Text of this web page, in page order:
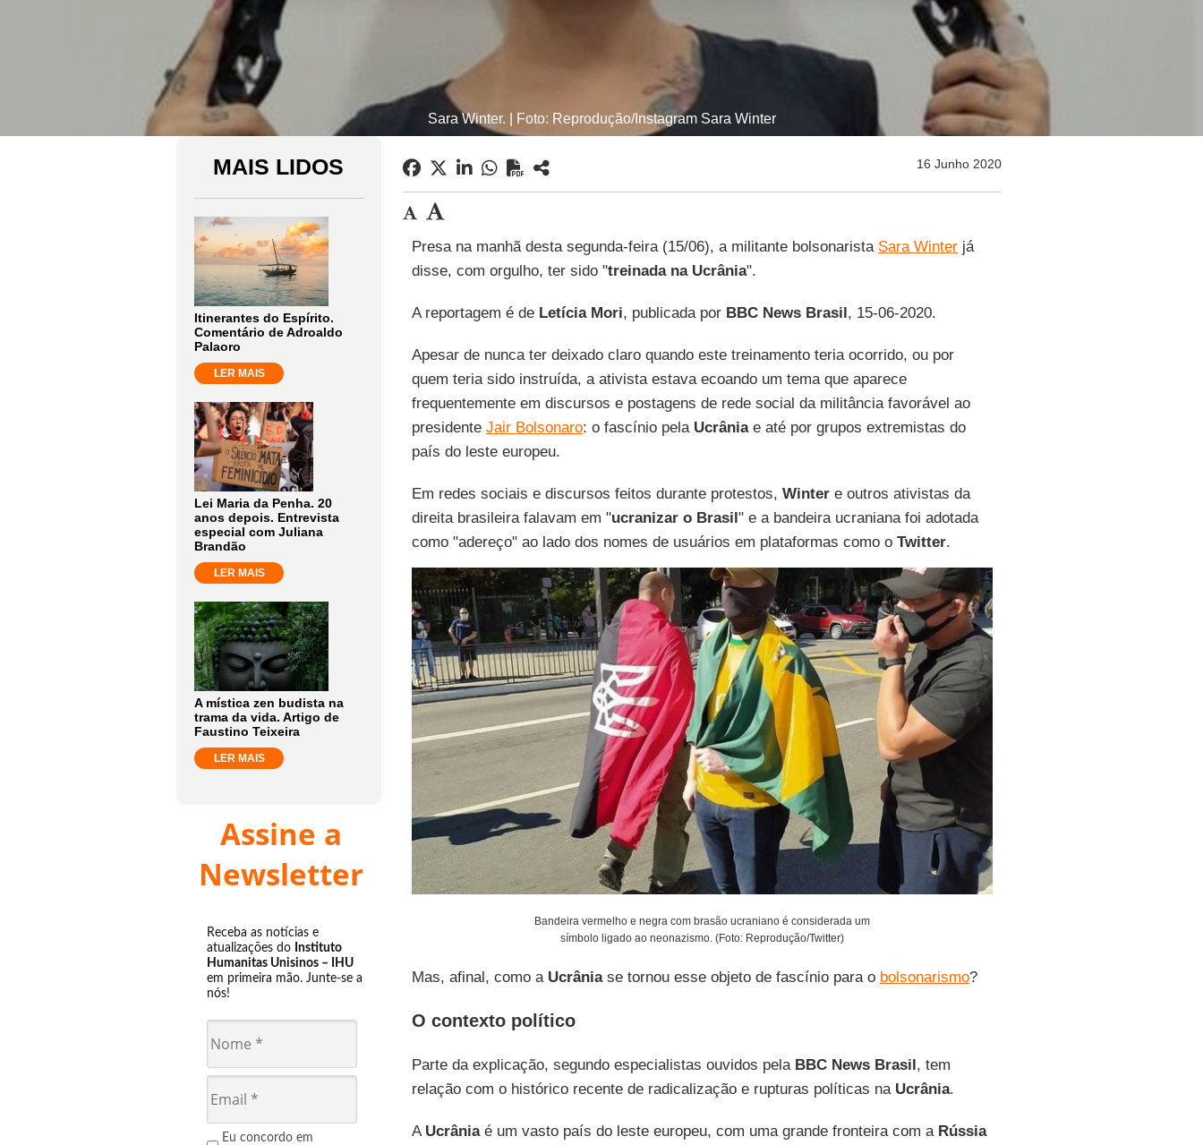
Sara Winter. | Foto: Reprodução/Instagram Sara Winter
MAIS LIDOS
Itinerantes do Espírito.
Comentário de Adroaldo
Palaoro
LER MAIS
Lei Maria da Penha. 20
anos depois. Entrevista
especial com Juliana
Brandão
LER MAIS
A mística zen budista na
trama da vida. Artigo de
Faustino Teixeira
LER MAIS
Assine a
Newsletter
Receba as notícias e
atualizações do Instituto
Humanitas Unisinos – IHU
em primeira mão. Junte-se a
nós!
Eu concordo em
16 Junho 2020
Presa na manhã desta segunda-feira (15/06), a militante bolsonarista Sara Winterjá
disse, com orgulho, ter sido "treinada na Ucrânia".
A reportagem é de Letícia Mori, publicada por BBC News Brasil, 15-06-2020.
Apesar de nunca ter deixado claro quando este treinamento teria ocorrido, ou por
quem teria sido instruída, a ativista estava ecoando um tema que aparece
frequentemente em discursos e postagens de rede social da militância favorável ao
presidente Jair Bolsonaro: o fascínio pelaUcrâniae até por grupos extremistas do
país do leste europeu.
Em redes sociais e discursos feitos durante protestos, Wintere outros ativistas da
direita brasileira falavam em "ucranizar o Brasil" e a bandeira ucraniana foi adotada
como "adereço" ao lado dos nomes de usuários em plataformas como o Twitter.
Bandeira vermelho e negra com brasão ucraniano é considerada um
símbolo ligado ao neonazismo. (Foto: Reprodução/Twitter)
Mas, afinal, como a Ucrâniase tornou esse objeto de fascínio para o bolsonarismo?
O contexto político
Parte da explicação, segundo especialistas ouvidos pela BBC News Brasil, tem
relação com o histórico recente de radicalização e rupturas políticas na Ucrânia.
A Ucrâniaé um vasto país do leste europeu, com uma grande fronteira com a Rússia